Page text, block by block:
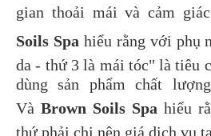
gian thoải mái và cảm
Soils Spa hiểu rằng với phụ
da - thứ 3 là mái tóc" là tiêu
dùng sản phẩm chất
Và Brown Soils Spa hiểu
thứ phải chi nên giá dịch vụ